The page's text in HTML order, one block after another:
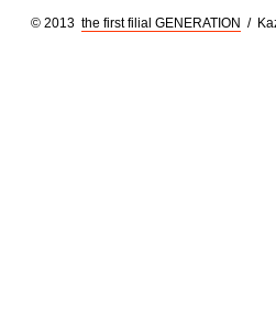
© 2013 the first filial GENERATION /